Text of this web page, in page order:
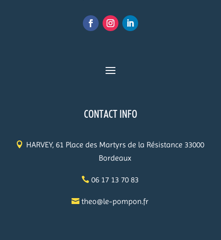
CONTACT INFO
HARVEY, 61 Place des Martyrs de la Résistance 33000
Bordeaux
06 17 13 70 83
theo@le-pompon.fr